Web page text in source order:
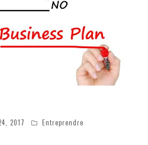
2017 Entreprendre